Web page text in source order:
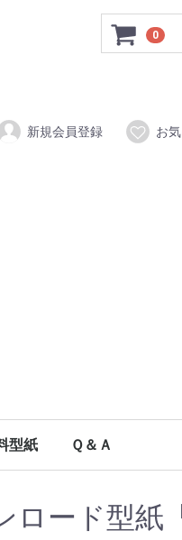
0
新規会員登録 お
型紙 Ｑ＆Ａ
ード型紙